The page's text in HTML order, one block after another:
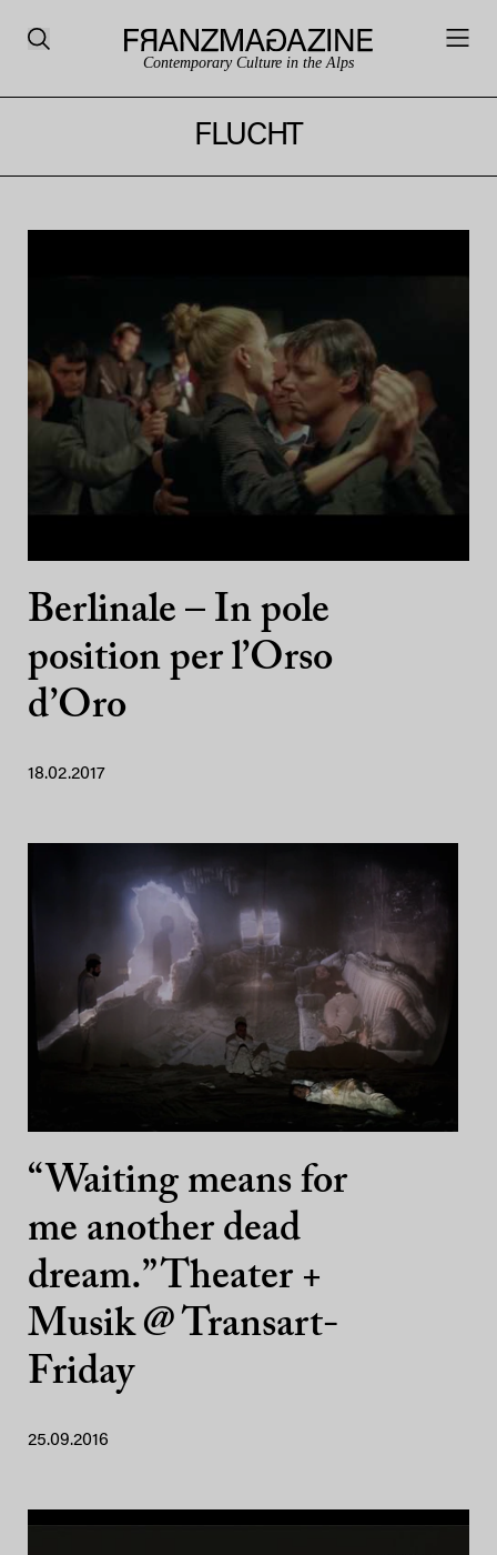
Contemporary Culture in the Alps
FLUCHT
Berlinale – In pole
position per l’Orso
d’Oro
18.02.2017
“Waiting means for
me another dead
dream.” Theater +
Musik @ Transart-
Friday
25.09.2016